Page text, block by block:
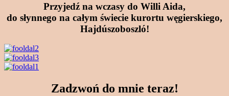
Przyjedź na wczasy do Willi Aida,
do słynnego na całym świecie kurortu węgierskiego,
Hajdúszoboszló!
Zadzwoń do mnie teraz!